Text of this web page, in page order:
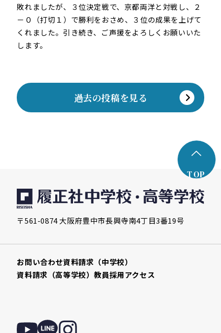
敗れましたが、３位決定戦で、京都両洋と対戦し、２
－０（打切１）で勝利をおさめ、３位の成果を上げて
くれました。引き続き、ご声援をよろしくお願いいた
します。
過去の投稿を見る
TOP
〒561-0874 大阪府豊中市長興寺南4丁目3番19号
お問い合わせ資料請求（中学校）
資料請求（高等学校）教員採用アクセス